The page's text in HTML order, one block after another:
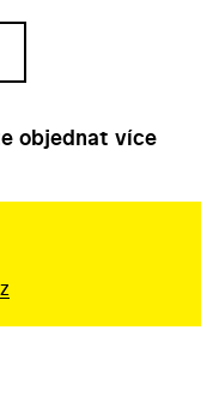
objednat více